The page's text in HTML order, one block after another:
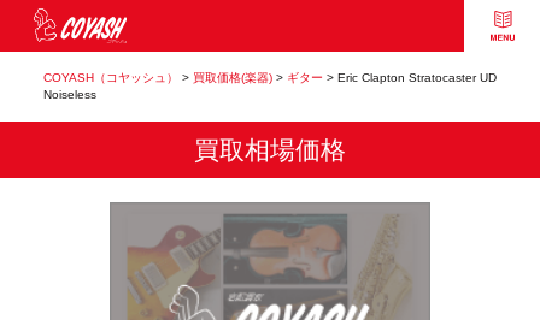
COYASH（コヤッシュ） > 買取価格(楽器)> ギター > Eric Clapton Stratocaster UD
Noiseless
買取相場価格